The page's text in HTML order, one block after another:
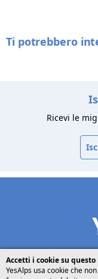
Ti potrebbero
Ricevi le
Accetti i cookie su questo
YesAlps usa cookie che